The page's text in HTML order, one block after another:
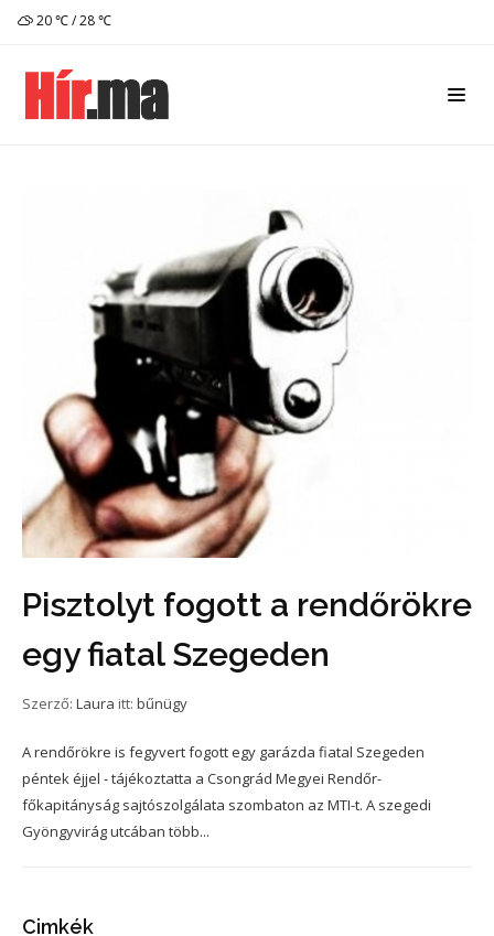
20 ℃ / 28 ℃
Pisztolyt fogott a rendőrökre
egy fiatal Szegeden
Szerző: Laura itt: bűnügy
A rendőrökre is fegyvert fogott egy garázda fiatal Szegeden
péntek éjjel - tájékoztatta a Csongrád Megyei Rendőr-
főkapitányság sajtószolgálata szombaton az MTI-t. A szegedi
Gyöngyvirág utcában több...
Cimkék